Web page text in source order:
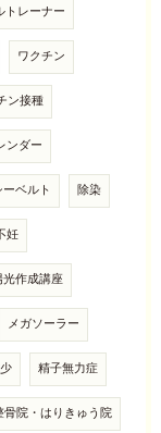
トレーナー
ワクチン
ン接種
ンダー
ーベルト 除染
妊
作成講座
メガソーラー
精子無力症
骨院・はりきゅう院